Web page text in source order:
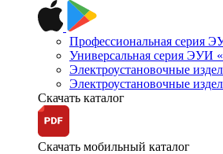
Профессиональная серия
Универсальная серия ЭУИ
Электроустановочные
Электроустановочные
Скачать каталог
Скачать мобильный каталог